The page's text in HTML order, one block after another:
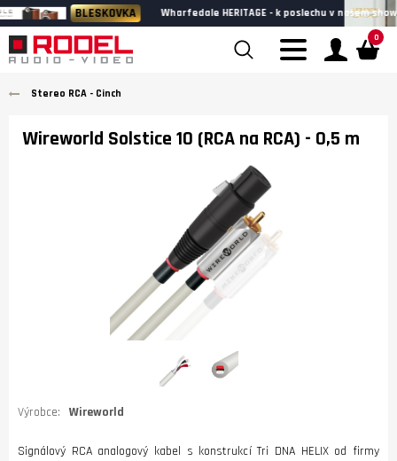
BLESKOVKA Wharfedale HERITAGE - k poslechu v našem showroomu
0
Stereo RCA - Cinch
Wireworld Solstice 10 (RCA na RCA) - 0,5 m
Výrobce: Wireworld
Signálový RCA analogový kabel s konstrukcí Tri DNA HELIX od firmy